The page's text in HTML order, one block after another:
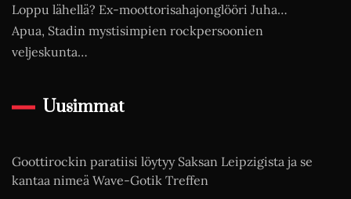
Loppu lähellä? Ex-moottorisahajonglööri Juha…
Apua, Stadin mystisimpien rockpersoonien
veljeskunta…
Uusimmat
Goottirockin paratiisi löytyy Saksan Leipzigista ja se
kantaa nimeä Wave-Gotik Treffen